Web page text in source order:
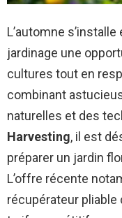
L’automne
jardinage une
cultures tout en
combinant
naturelles et des
Harvesting, il est
préparer un jardin
L’offre récente
récupérateur pliable